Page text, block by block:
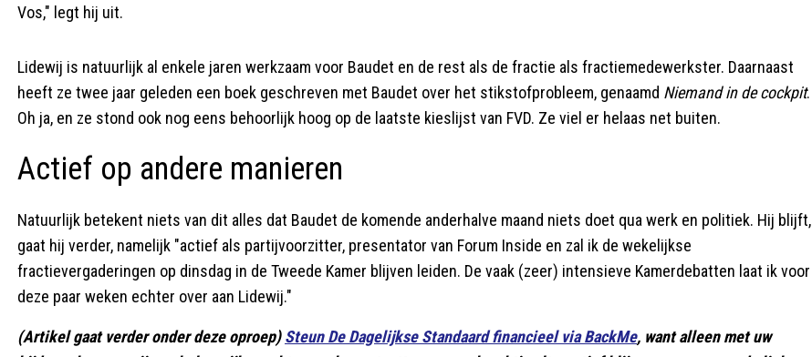
Vos," legt hij uit.
Lidewij is natuurlijk al enkele jaren werkzaam voor Baudet en de rest als de fractie als fractiemedewerkster. Daarnaast
heeft ze twee jaar geleden een boek geschreven met Baudet over het stikstofprobleem, genaamd Niemand in de cockpit.
Oh ja, en ze stond ook nog eens behoorlijk hoog op de laatste kieslijst van FVD. Ze viel er helaas net buiten.
Actief op andere manieren
Natuurlijk betekent niets van dit alles dat Baudet de komende anderhalve maand niets doet qua werk en politiek. Hij blijft,
gaat hij verder, namelijk "actief als partijvoorzitter, presentator van Forum Inside en zal ik de wekelijkse
fractievergaderingen op dinsdag in de Tweede Kamer blijven leiden. De vaak (zeer) intensieve Kamerdebatten laat ik voor
deze paar weken echter over aan Lidewij."
(Artikel gaat verder onder deze oproep)Steun De Dagelijkse Standaard financieel via BackMe, want alleen met uw